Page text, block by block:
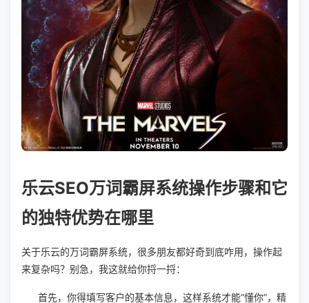
乐云SEO万词霸屏系统操作步骤和它
的独特优势在哪里
关于乐云的万词霸屏系统，很多朋友都好奇到底咋用，操作起
来复杂吗？别急，我这就给你捋一捋：
首先，你得填写客户的基本信息，这样系统才能“懂你”，精